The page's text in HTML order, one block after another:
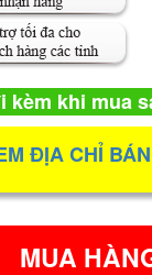
kèm khi mua
ĐỊA CHỈ